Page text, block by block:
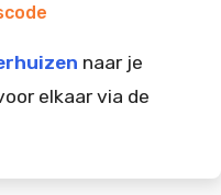
naar je
elkaar via de